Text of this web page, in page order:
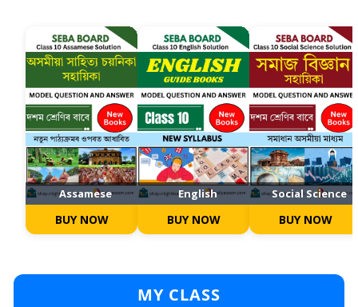
Assamese
BUY NOW
English
BUY NOW
Social Science
BUY NOW
MY CLASS